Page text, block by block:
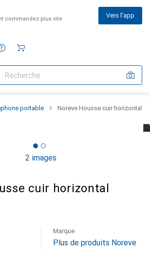
commandez plus vite Vers l'app
portable Noreve Housse cuir horizontal
2 images
cuir horizontal
Marque
Plus de produits Noreve